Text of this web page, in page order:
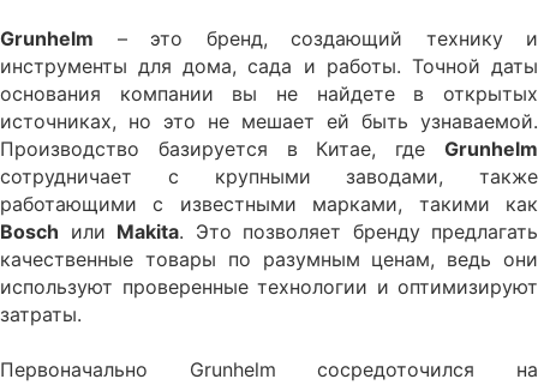
Grunhelm – это бренд, создающий технику и
инструменты для дома, сада и работы. Точной даты
основания компании вы не найдете в открытых
источниках, но это не мешает ей быть узнаваемой.
Производство базируется в Китае, где Grunhelm
сотрудничает с крупными заводами, также
работающими с известными марками, такими как
Bosch или Makita. Это позволяет бренду предлагать
качественные товары по разумным ценам, ведь они
используют проверенные технологии и оптимизируют
затраты.
Первоначально Grunhelm сосредоточился на